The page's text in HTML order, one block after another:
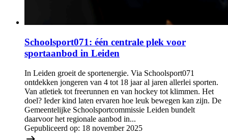
Schoolsport071: één centrale plek voor
sportaanbod in Leiden
In Leiden groeit de sportenergie. Via Schoolsport071
ontdekken jongeren van 4 tot 18 jaar al jaren allerlei sporten.
Van atletiek tot freerunnen en van hockey tot klimmen. Het
doel? Ieder kind laten ervaren hoe leuk bewegen kan zijn. De
Gemeentelijke Schoolsportcommissie Leiden bundelt
daarvoor het regionale aanbod in...
Gepubliceerd op: 18 november 2025